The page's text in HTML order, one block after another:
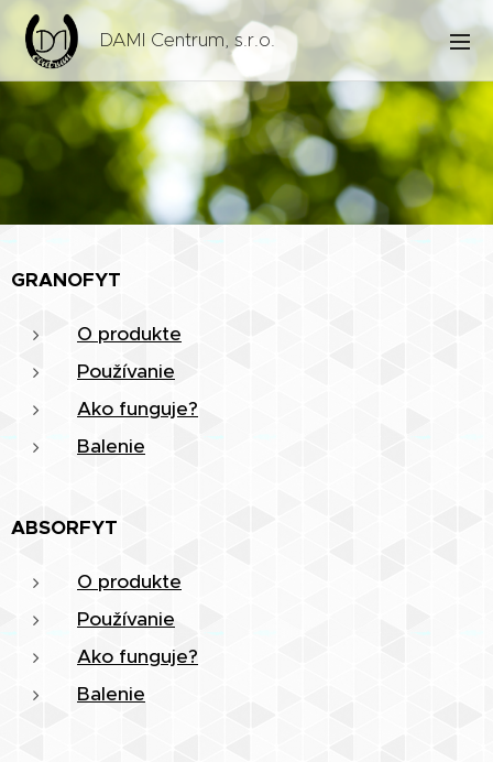
DAMI Centrum, s.r.o.
GRANOFYT
O produkte
Používanie
Ako funguje?
Balenie
ABSORFYT
O produkte
Používanie
Ako funguje?
Balenie